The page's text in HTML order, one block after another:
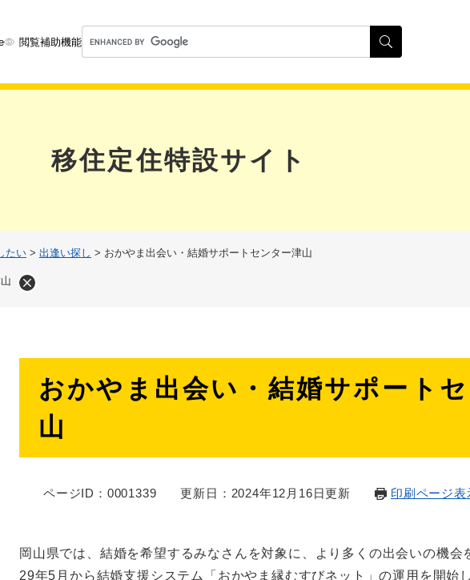
閲覧補助機能
o
g
カ
ス
索
移住定住特設サイト
たい > 出逢い探し > おかやま出会い・結婚サポートセンター津山
おかやま出会い・結婚サポート
山
ページID：0001339 更新日：2024年12月16日更新 印刷ページ表
岡山県では、結婚を希望するみなさんを対象に、より多くの出会いの機会
29年5月から結婚支援システム「おかやま縁むすびネット」の運用を開始